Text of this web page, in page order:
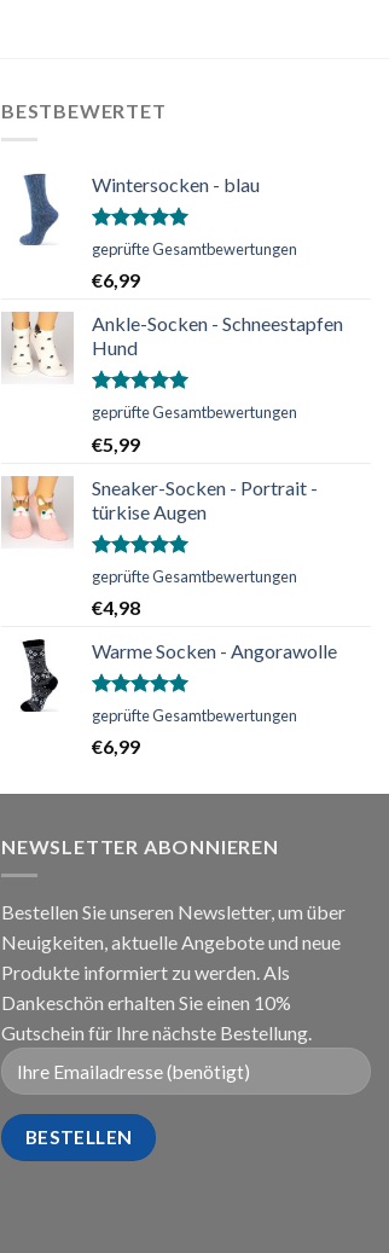
BESTBEWERTET
Wintersocken - blau
Bewertet
von 5
geprüfte Gesamtbewertungen
€6,99
Ankle-Socken - Schneestapfen
Hund
Bewertet
von 5
geprüfte Gesamtbewertungen
€5,99
Sneaker-Socken - Portrait -
türkise Augen
Bewertet
mit
von 5
geprüfte Gesamtbewertungen
€4,98
Warme Socken - Angorawolle
Bewertet
von 5
geprüfte Gesamtbewertungen
€6,99
NEWSLETTER ABONNIEREN
Bestellen Sie unseren Newsletter, um über
Neuigkeiten, aktuelle Angebote und neue
Produkte informiert zu werden. Als
Dankeschön erhalten Sie einen 10%
Gutschein für Ihre nächste Bestellung.